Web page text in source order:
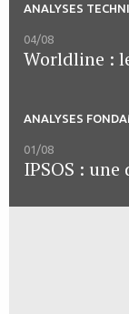
ANALYSES
04/08
Worldline :
ANALYSES
01/08
IPSOS :